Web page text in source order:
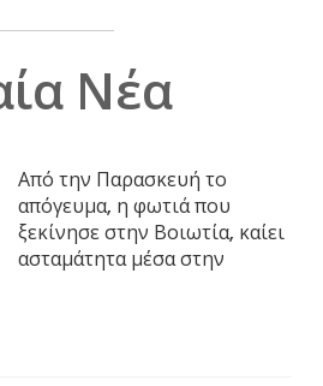
Νέα
Από την Παρασκευή το
απόγευμα, η φωτιά που
ξεκίνησε στην Βοιωτία, καίει
ασταμάτητα μέσα στην